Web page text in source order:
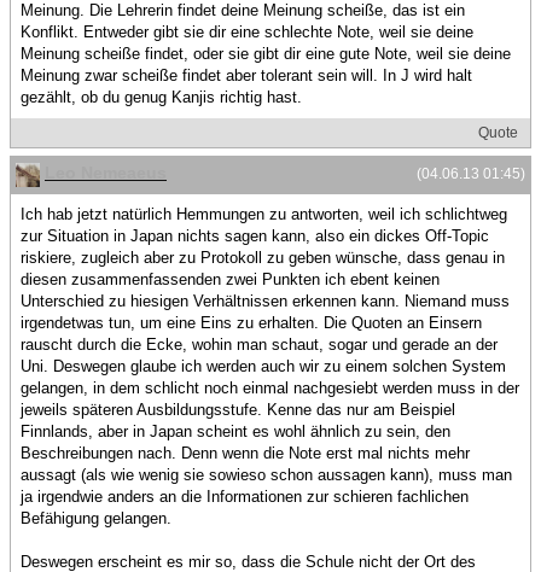
Meinung. Die Lehrerin findet deine Meinung scheiße, das ist ein
Konflikt. Entweder gibt sie dir eine schlechte Note, weil sie deine
Meinung scheiße findet, oder sie gibt dir eine gute Note, weil sie deine
Meinung zwar scheiße findet aber tolerant sein will. In J wird halt
gezählt, ob du genug Kanjis richtig hast.
Quote
(04.06.13 01:45)
Ich hab jetzt natürlich Hemmungen zu antworten, weil ich schlichtweg
zur Situation in Japan nichts sagen kann, also ein dickes Off-Topic
riskiere, zugleich aber zu Protokoll zu geben wünsche, dass genau in
diesen zusammenfassenden zwei Punkten ich ebent keinen
Unterschied zu hiesigen Verhältnissen erkennen kann. Niemand muss
irgendetwas tun, um eine Eins zu erhalten. Die Quoten an Einsern
rauscht durch die Ecke, wohin man schaut, sogar und gerade an der
Uni. Deswegen glaube ich werden auch wir zu einem solchen System
gelangen, in dem schlicht noch einmal nachgesiebt werden muss in der
jeweils späteren Ausbildungsstufe. Kenne das nur am Beispiel
Finnlands, aber in Japan scheint es wohl ähnlich zu sein, den
Beschreibungen nach. Denn wenn die Note erst mal nichts mehr
aussagt (als wie wenig sie sowieso schon aussagen kann), muss man
ja irgendwie anders an die Informationen zur schieren fachlichen
Befähigung gelangen.
Deswegen erscheint es mir so, dass die Schule nicht der Ort des